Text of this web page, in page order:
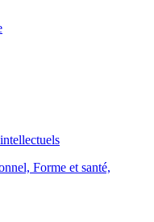
Forme et santé,